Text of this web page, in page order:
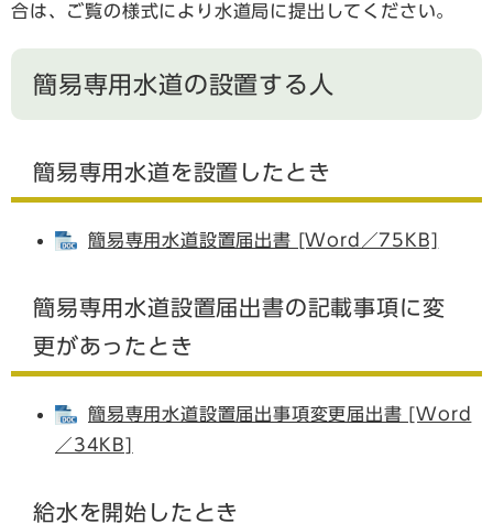
合は、ご覧の様式により水道局に提出してください。
簡易専用水道の設置する人
簡易専用水道を設置したとき
簡易専用水道設置届出書 [Word／75KB]
簡易専用水道設置届出書の記載事項に変
更があったとき
簡易専用水道設置届出事項変更届出書 [Word
／34KB]
給水を開始したとき